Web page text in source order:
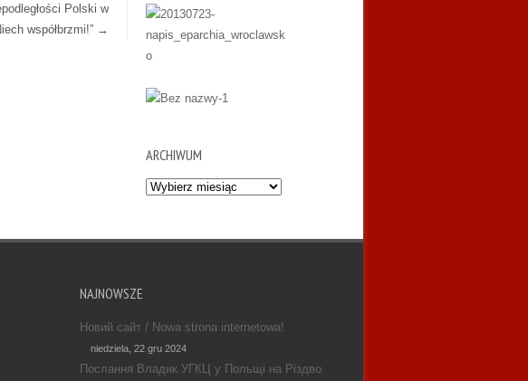
Polski w
współbrzmi!” →
ARCHIWUM
Archiwum
NAJNOWSZE
Новий сайт / Nowa strona internetowa!
niedziela, 22 gru 2024
Послання Владик УГКЦ у Польщі на Різдво